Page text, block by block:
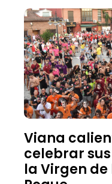
Viana
celebrar
la Virgen de